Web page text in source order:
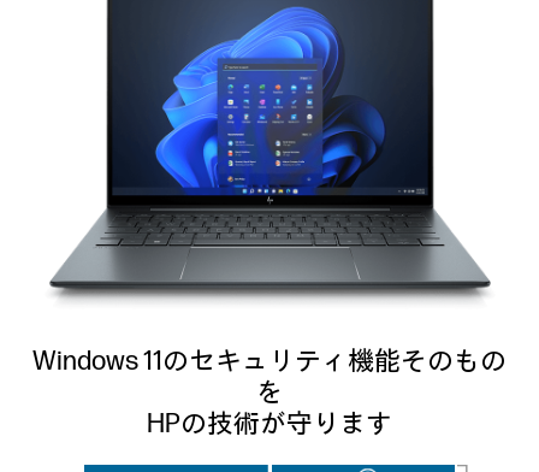
Windows 11のセキュリティ機能そのもの
を
HPの技術が守ります